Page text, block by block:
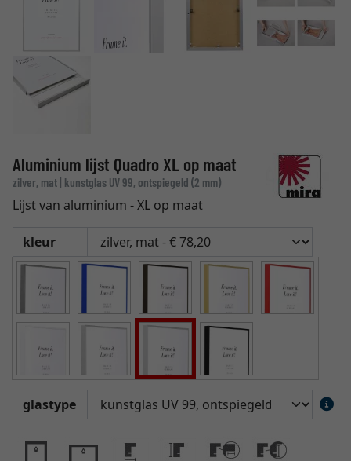
Aluminium lijst Quadro XL op maat
zilver, mat | kunstglas UV 99, ontspiegeld (2 mm)
Lijst van aluminium - XL op maat
kleur
glastype